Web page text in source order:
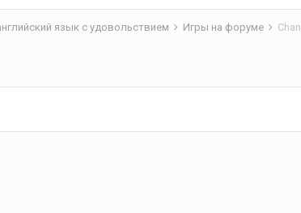
язык с удовольствием Игры на форуме